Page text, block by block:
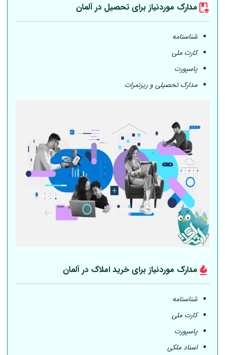
مدارک موردنیاز برای تحصیل درآلمان
شناسنامه
کارت ملی
پاسپورت
مدارک تحصیلی و ریزنمرات
مدارک موردنیاز برای خرید املاک درآلمان
شناسنامه
کارت ملی
پاسپورت
اسناد ملکی